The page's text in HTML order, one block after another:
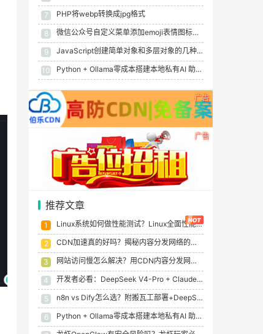
7 PHP将webp转换成jpg格式
8 微信公众号自定义菜单添加emoji表情图标大全
9 JavaScript创建简单对象和多层对象的几种方法
10 Python + Ollama零成本搭建本地私有AI 助手：从入门到实战（2026最新版）
广告
广告
推荐文章
1 Linux系统如何做性能测试？Linux全面性能测试指南
2 CDN加速真的好吗？揭秘内容分发网络的优缺点与适用场景
3 网站访问慢怎么解决？用CDN内容分发网络真的有效吗？
4 开发者必看：DeepSeek V4-Pro + Claude Code, 低成本5大场景skills实测值不值？
5 n8n vs Dify怎么选？附搬瓦工部署+DeepSeek开源AI自动化部署实战（2026最新）
6 Python + Ollama零成本搭建本地私有AI 助手：从入门到实战（2026最新版）